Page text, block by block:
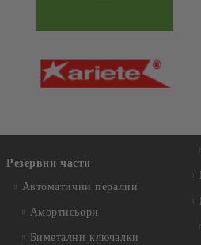
Резервни части
Автоматични перални
Амортисьори
Биметални ключалки